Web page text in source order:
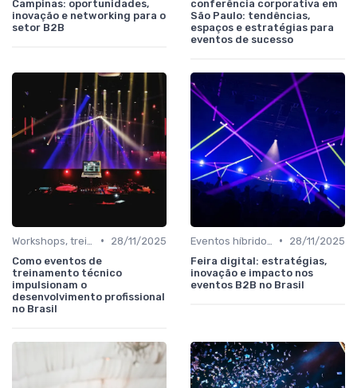
Campinas: oportunidades,
inovação e networking para o
setor B2B
conferência corporativa em
São Paulo: tendências,
espaços e estratégias para
eventos de sucesso
•
28/11/2025
Como eventos de
treinamento técnico
impulsionam o
desenvolvimento profissional
no Brasil
•
28/11/2025
Feira digital: estratégias,
inovação e impacto nos
eventos B2B no Brasil